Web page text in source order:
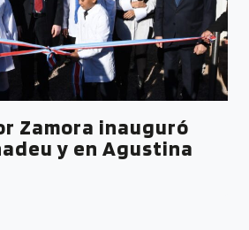
Zamora inauguró
y en Agustina